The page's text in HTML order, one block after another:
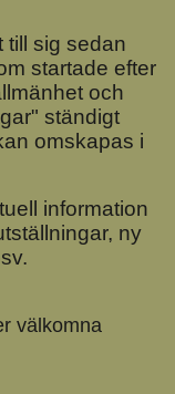
till sig sedan
startade efter
och
ständigt
omskapas i
information
ny
välkomna